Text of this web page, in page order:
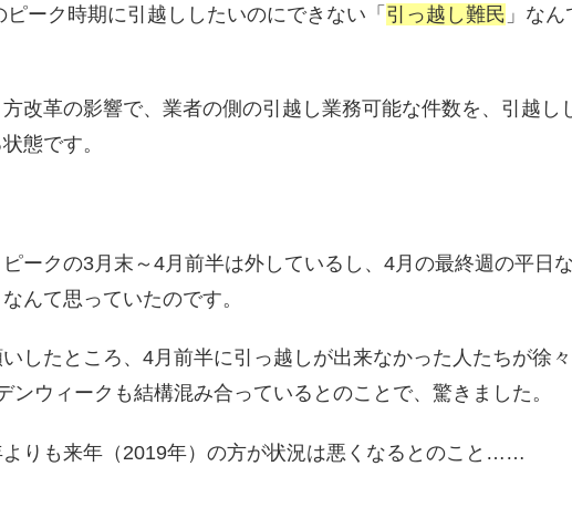
ーク時期に引越ししたいのにできない「 引っ越し難民 」な
改革の影響で、業者の側の引越し業務可能な件数を、引越し
態です。
ークの3月末～4月前半は外しているし、4月の最終週の平日
んて思っていたのです。
したところ、4月前半に引っ越しが出来なかった人たちが徐
ンウィークも結構混み合っているとのことで、驚きました。
よりも来年（2019年）の方が状況は悪くなるとのこと……